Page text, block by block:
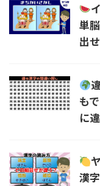
単
出
も
に
漢